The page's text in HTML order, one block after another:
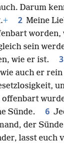
Darum
+ 2 Meine
worden,
sein
wie er ist.
3
auch er
Sünde. 6
der
lasst euch